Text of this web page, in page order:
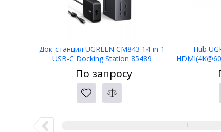
Док-станция UGREEN CM843 14-in-1
USB-C Docking Station 85489
По запросу
Hub